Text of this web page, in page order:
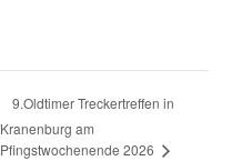
9.Oldtimer Treckertreffen in
Kranenburg am
Pfingstwochenende 2026